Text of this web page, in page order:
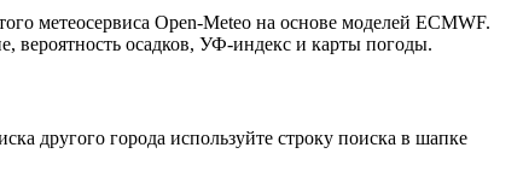
метеосервиса Open-Meteo на основе моделей ECMWF.
вероятность осадков, УФ-индекс и карты погоды.
другого города используйте строку поиска в шапке